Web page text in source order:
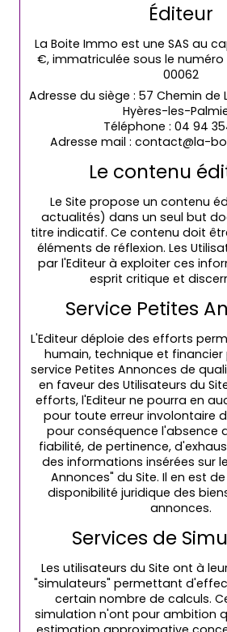
Éditeur
La Boite Immo est une SAS au
€, immatriculée sous le numéro
00062
Adresse du siège : 57 Chemin de
Hyères-les-
Téléphone : 04 94
Adresse mail : contact@la-
Le contenu
Le Site propose un contenu
actualités) dans un seul but
titre indicatif. Ce contenu doit
éléments de réflexion. Les
par l'Editeur à exploiter ces
esprit critique et
Service Petites
L'Editeur déploie des efforts
humain, technique et financier
service Petites Annonces de
en faveur des Utilisateurs du
efforts, l'Editeur ne pourra en
pour toute erreur involontaire
pour conséquence l'absence
fiabilité, de pertinence,
des informations insérées sur
Annonces" du Site. Il en est
disponibilité juridique des
annonces.
Services de
Les utilisateurs du Site ont à
"simulateurs" permettant
certain nombre de calculs.
simulation n'ont pour ambition